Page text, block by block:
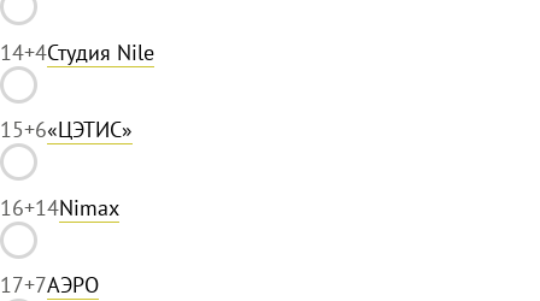
14+4Студия Nile
15+6«ЦЭТИС»
16+14Nimax
17+7АЭРО